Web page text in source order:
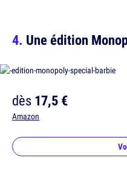
Une édition
dès17,5 €
Amazon